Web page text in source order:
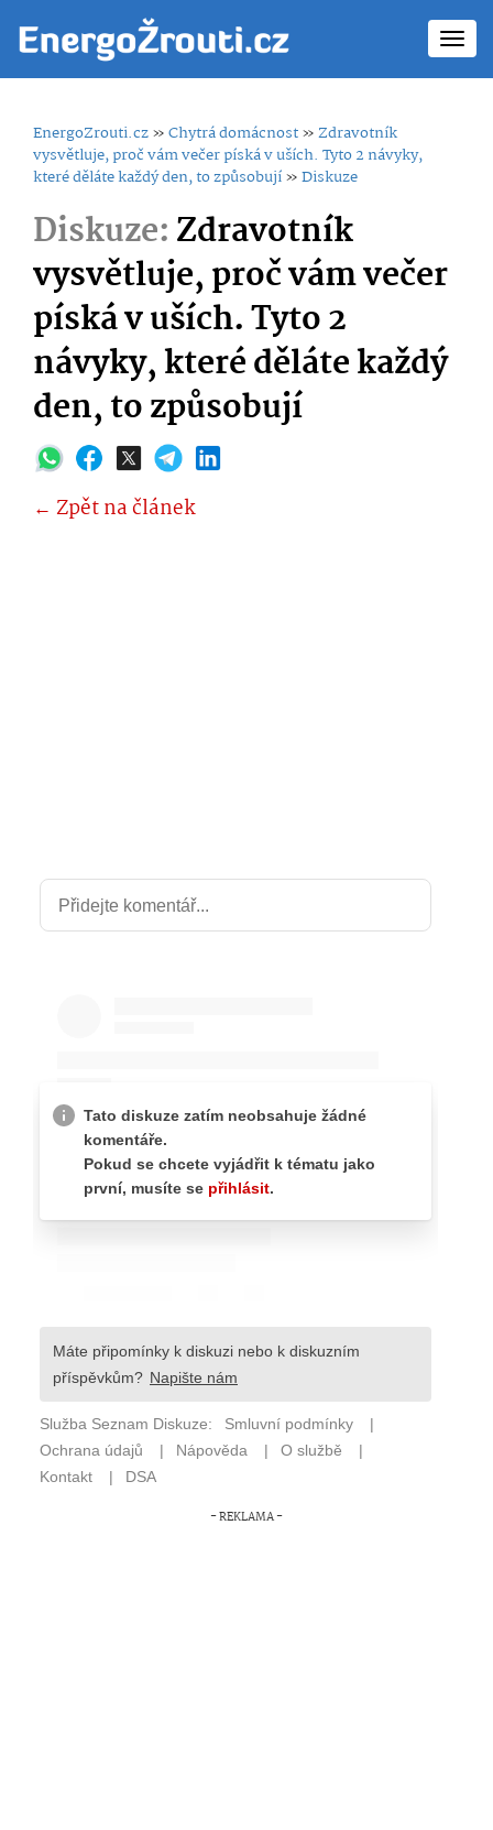
EnergoZrouti.cz»Chytrá domácnost»Zdravotník
vysvětluje, proč vám večer píská v uších. Tyto 2 návyky,
které děláte každý den, to způsobují»Diskuze
Diskuze:Zdravotník
vysvětluje, proč vám večer
píská v uších. Tyto 2
návyky, které děláte každý
den, to způsobují
← Zpět na článek